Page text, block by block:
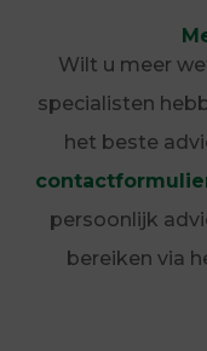
Wilt u meer
specialisten
het beste
persoonlijk
bereiken via